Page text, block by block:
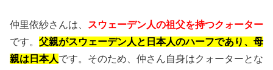
仲里依紗さんは、
スウェーデン人の祖父を持つクォーター
です。 父親がスウェーデン人と日本人のハーフであり、母
親は日本人です。そのため、仲さん自身はクォーターとな